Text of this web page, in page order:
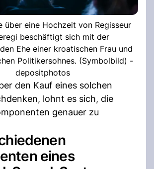
über eine Hochzeit von Regisseur
beschäftigt sich mit der
Ehe einer kroatischen Frau und
Politikersohnes. (Symbolbild) -
depositphotos
den Kauf eines solchen
lohnt es sich, die
genauer zu
eines